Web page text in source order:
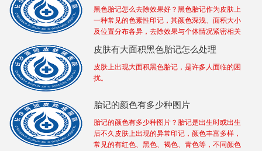
黑色胎记怎么去除效果好？黑色胎记作为皮肤上
一种常见的色素性印记，其颜色深浅、面积大小
及位置分布各异，去除效果与个体情况紧密相关
皮肤有大面积黑色胎记怎么处理
皮肤上出现大面积黑色胎记，是许多人面临的困
扰。
胎记的颜色有多少种图片
胎记的颜色有多少种图片？胎记是出生时或出生
后不久皮肤上出现的异常印记，颜色丰富多样，
常见的有红色、黑色、褐色、青色等，不同颜色